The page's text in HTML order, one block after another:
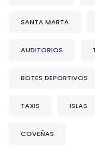
SANTA MARTA
AUDITORIOS
BOTES DEPORTIVOS
TAXIS ISLAS
COVEÑAS